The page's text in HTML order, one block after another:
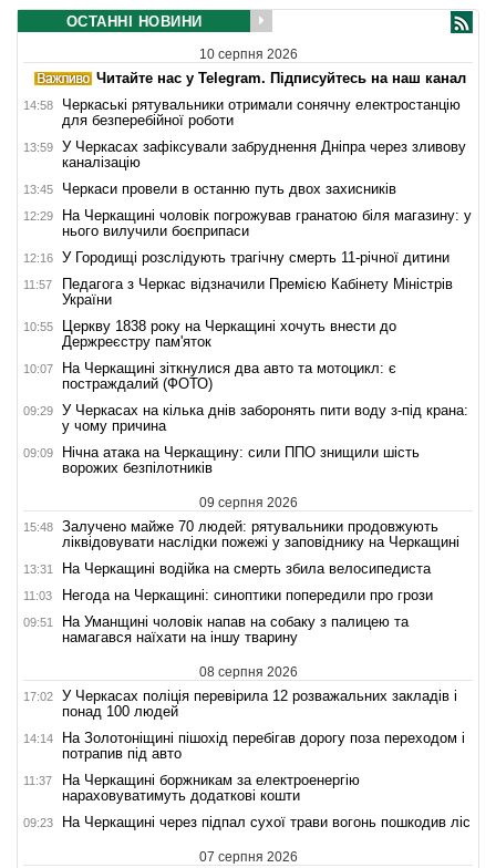
ОСТАННІ НОВИНИ
10 серпня 2026
Читайте нас у Telegram. Підписуйтесь на наш канал
14:58
Черкаські рятувальники отримали сонячну електростанцію
для безперебійної роботи
13:59
У Черкасах зафіксували забруднення Дніпра через зливову
каналізацію
13:45 Черкаси провели в останню путь двох захисників
12:29
На Черкащині чоловік погрожував гранатою біля магазину: у
нього вилучили боєприпаси
12:16 У Городищі розслідують трагічну смерть 11-річної дитини
11:57
Педагога з Черкас відзначили Премією Кабінету Міністрів
України
10:55
Церкву 1838 року на Черкащині хочуть внести до
Держреєстру пам'яток
10:07
На Черкащині зіткнулися два авто та мотоцикл: є
постраждалий (ФОТО)
09:29
У Черкасах на кілька днів заборонять пити воду з-під крана:
у чому причина
09:09
Нічна атака на Черкащину: сили ППО знищили шість
ворожих безпілотників
09 серпня 2026
15:48
Залучено майже 70 людей: рятувальники продовжують
ліквідовувати наслідки пожежі у заповіднику на Черкащині
13:31 На Черкащині водійка на смерть збила велосипедиста
11:03 Негода на Черкащині: синоптики попередили про грози
09:51
На Уманщині чоловік напав на собаку з палицею та
намагався наїхати на іншу тварину
08 серпня 2026
17:02
У Черкасах поліція перевірила 12 розважальних закладів і
понад 100 людей
14:14
На Золотоніщині пішохід перебігав дорогу поза переходом і
потрапив під авто
11:37
На Черкащині боржникам за електроенергію
нараховуватимуть додаткові кошти
09:23 На Черкащині через підпал сухої трави вогонь пошкодив ліс
07 серпня 2026